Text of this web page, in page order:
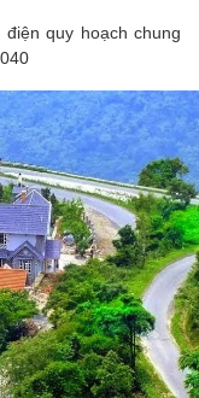
quy hoạch chung